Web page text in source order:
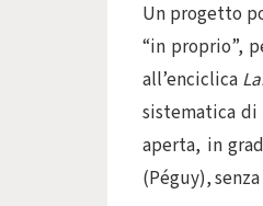
Un progetto
“in proprio”,
all’enciclica
sistematica
aperta, in
(Péguy),